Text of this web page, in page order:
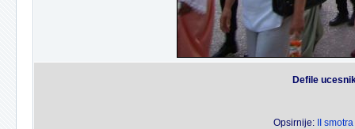
Defile
Opsirnije: II